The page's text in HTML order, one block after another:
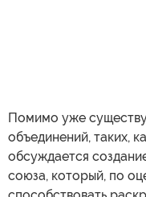
Помимо уже
объединений, таких,
обсуждается
союза, который, по